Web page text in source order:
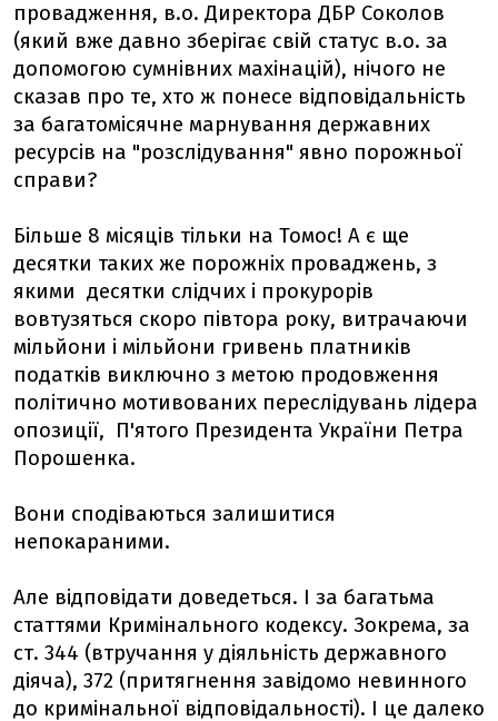
провадження, в.о. Директора ДБР Соколов
(який вже давно зберігає свій статус в.о. за
допомогою сумнівних махінацій), нічого не
сказав про те, хто ж понесе відповідальність
за багатомісячне марнування державних
ресурсів на "розслідування" явно порожньої
справи?
Більше 8 місяців тільки на Томос! А є ще
десятки таких же порожніх проваджень, з
якими десятки слідчих і прокурорів
вовтузяться скоро півтора року, витрачаючи
мільйони і мільйони гривень платників
податків виключно з метою продовження
політично мотивованих переслідувань лідера
опозиції, П'ятого Президента України Петра
Порошенка.
Вони сподіваються залишитися
непокараними.
Але відповідати доведеться. І за багатьма
статтями Кримінального кодексу. Зокрема, за
ст. 344 (втручання у діяльність державного
діяча), 372 (притягнення завідомо невинного
до кримінальної відповідальності). І це далеко